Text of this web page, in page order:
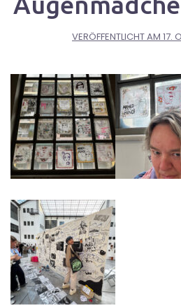
VERÖFFENTLICHT AM 17.